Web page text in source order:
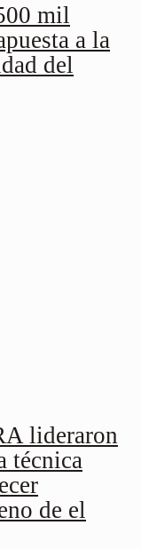
mil
a la
del
lideraron
técnica
de el